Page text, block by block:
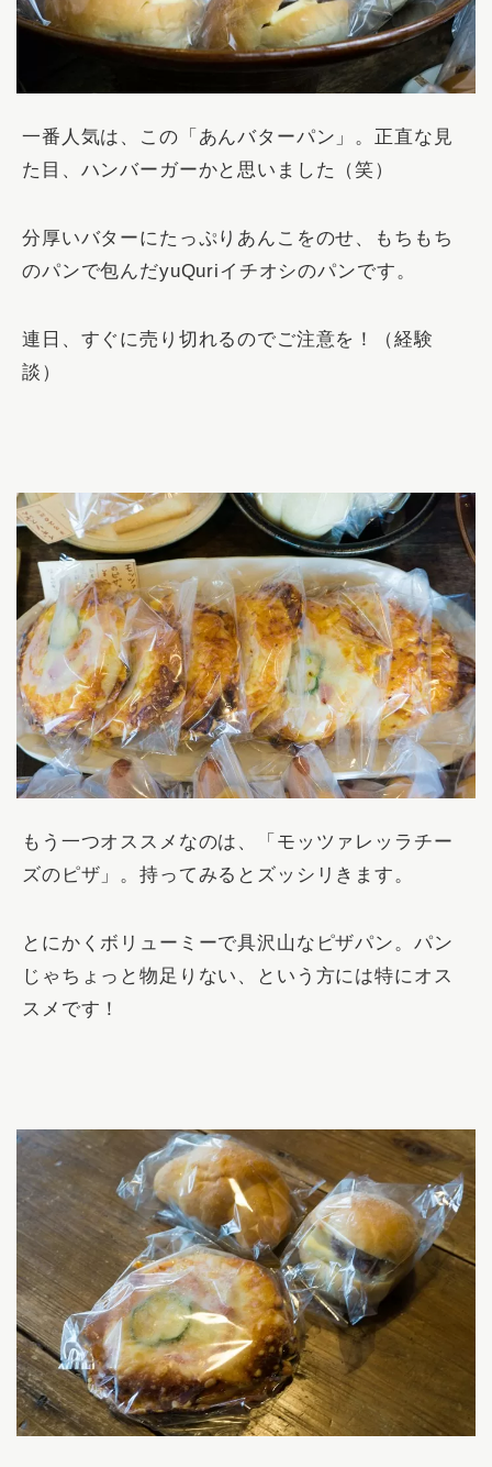
一番人気は、この「 あんバターパン 」。正直な見
た目、ハンバーガーかと思いました（笑）
分厚いバターにたっぷりあんこをのせ、もちもち
のパンで包んだyuQuriイチオシのパンです。
連日、すぐに売り切れるのでご注意を！（経験
談）
もう一つオススメなのは、「 モッツァレッラチー
ズのピザ 」。持ってみるとズッシリきます。
とにかくボリューミーで具沢山なピザパン。 パン
じゃちょっと物足りない、という方には特にオス
スメです！